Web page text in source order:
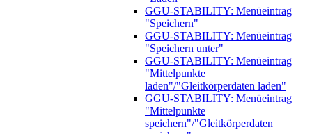
GGU-STABILITY: ​Menüeintrag
"Speichern"
GGU-STABILITY: Menüeintrag
"Speichern unter"
GGU-STABILITY: Menüeintrag
"Mittelpunkte
laden"/"Gleitkörperdaten laden"
GGU-STABILITY: Menüeintrag
"Mittelpunkte
speichern"/"Gleitkörperdaten